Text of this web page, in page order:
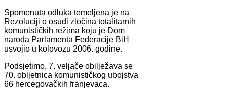
Spomenuta odluka temeljena je na
Rezoluciji o osudi zločina totalitarnih
komunističkih režima koju je Dom
naroda Parlamenta Federacije BiH
usvojio u kolovozu 2006. godine.
Podsjetimo, 7. veljače obilježava se
70. obljetnica komunističkog ubojstva
66 hercegovačkih franjevaca.